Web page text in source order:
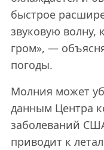
быстрое
звуковую
гром», —
погоды.
Молния может
данным Центра
заболеваний
приводит к